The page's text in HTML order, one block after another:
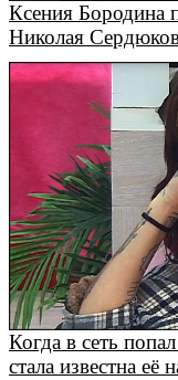
Ксения Бородина
Николая
Когда в сеть
стала известна её